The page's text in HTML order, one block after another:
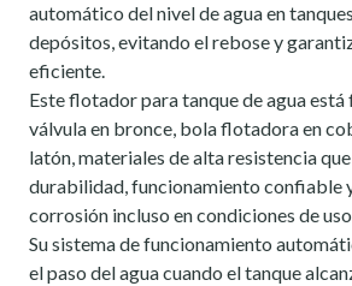
automático del nivel de agua en
depósitos, evitando el rebose y
eficiente.
Este flotador para tanque de agua
válvula en bronce, bola flotadora en
latón, materiales de alta resistencia
durabilidad, funcionamiento confiable
corrosión incluso en condiciones de
Su sistema de funcionamiento
el paso del agua cuando el tanque